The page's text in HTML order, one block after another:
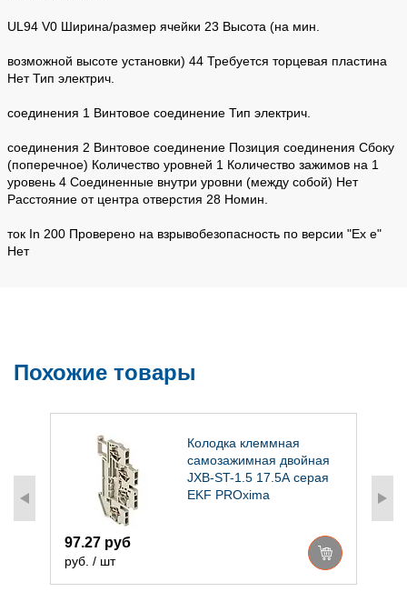
UL94 V0 Ширина/размер ячейки 23 Высота (на мин.
возможной высоте установки) 44 Требуется торцевая пластина
Нет Тип электрич.
соединения 1 Винтовое соединение Тип электрич.
соединения 2 Винтовое соединение Позиция соединения Сбоку
(поперечное) Количество уровней 1 Количество зажимов на 1
уровень 4 Соединенные внутри уровни (между собой) Нет
Расстояние от центра отверстия 28 Номин.
ток In 200 Проверено на взрывобезопасность по версии "Ex e"
Нет
Похожие товары
Колодка клеммная
самозажимная двойная
JXB-ST-1.5 17.5А серая
EKF PROxima
97.27 руб
руб. / шт